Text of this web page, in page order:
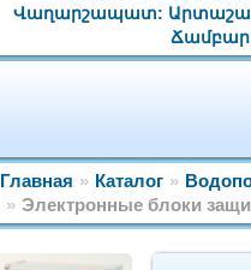
Վաղարշապատ:
Главная » Каталог »
» Электронные блоки